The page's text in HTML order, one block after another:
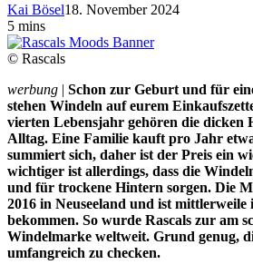
Kai Bösel18. November 2024
5 mins
© Rascals
werbung | Schon zur Geburt und für
stehen Windeln auf eurem
vierten Lebensjahr gehören die dicken
Alltag. Eine Familie kauft pro Jahr
summiert sich, daher ist der Preis ein
wichtiger ist allerdings, dass die
und für trockene Hintern sorgen. Die
2016 in Neuseeland und ist
bekommen. So wurde Rascals zur am
Windelmarke weltweit. Grund genug,
umfangreich zu checken.